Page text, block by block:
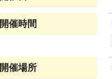
開催時間
開催場所